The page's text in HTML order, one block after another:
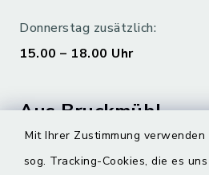
Mit Ihrer Zustimmung
sog. Tracking-Cookies, die es
Donnerstag zusätzlich:
15.00 – 18.00 Uhr
Aus Bruckmühl